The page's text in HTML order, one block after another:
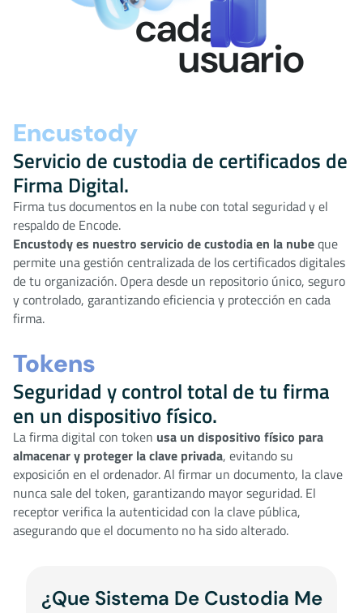
cada
usuario
Encustody
Servicio de custodia de certificados de
Firma Digital.
Firma tus documentos en la nube con total seguridad y el
respaldo de Encode.
Encustody es nuestro servicio de custodia en la nubeque
permite una gestión centralizada de los certificados digitales
de tu organización. Opera desde un repositorio único, seguro
y controlado, garantizando eficiencia y protección en cada
firma.
Tokens
Seguridad y control total de tu firma
en un dispositivo físico.
La firma digital con token usa un dispositivo físico para
almacenar y proteger la clave privada, evitando su
exposición en el ordenador. Al firmar un documento, la clave
nunca sale del token, garantizando mayor seguridad. El
receptor verifica la autenticidad con la clave pública,
asegurando que el documento no ha sido alterado.
¿Que Sistema De Custodia Me